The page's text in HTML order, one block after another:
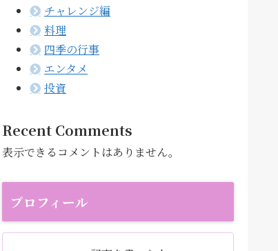
チャレンジ編
料理
四季の行事
エンタメ
投資
Recent Comments
表示できるコメントはありません。
プロフィール